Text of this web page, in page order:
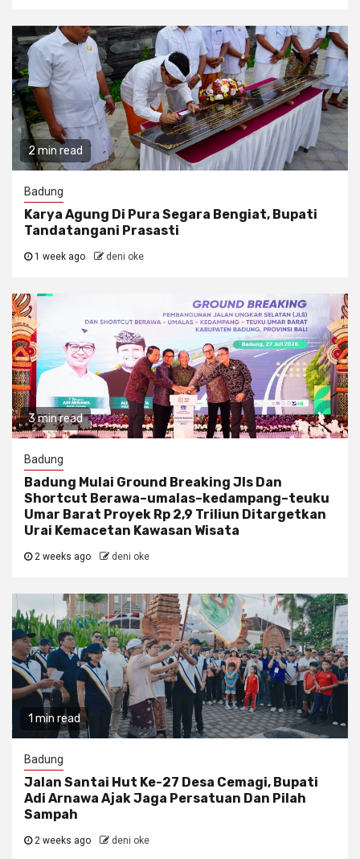
2 min read
Badung
Karya Agung Di Pura Segara Bengiat, Bupati
Tandatangani Prasasti
1 week ago deni oke
3 min read
Badung
Badung Mulai Ground Breaking Jls Dan
Shortcut Berawa–umalas–kedampang–teuku
Umar Barat Proyek Rp 2,9 Triliun Ditargetkan
Urai Kemacetan Kawasan Wisata
2 weeks ago deni oke
1 min read
Badung
Jalan Santai Hut Ke-27 Desa Cemagi, Bupati
Adi Arnawa Ajak Jaga Persatuan Dan Pilah
Sampah
2 weeks ago deni oke